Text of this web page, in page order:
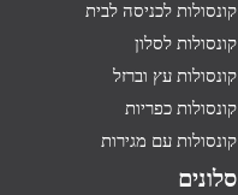
קונסולות לכניסה לבית
קונסולות לסלון
קונסולות עץ וברזל
קונסולות כפריות
קונסולות עם מגירות
סלונים